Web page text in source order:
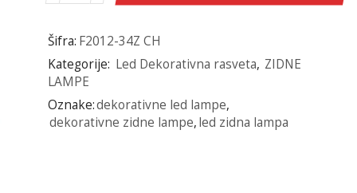
Šifra: F2012-34Z CH
Kategorije: Led Dekorativna rasveta, ZIDNE
LAMPE
Oznake:dekorativne led lampe,
dekorativne zidne lampe,led zidna lampa